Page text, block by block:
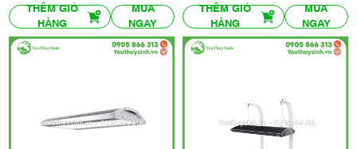
THÊM GIỎ
HÀNG
MUA
NGAY
THÊM GIỎ
HÀNG
MUA
NGAY